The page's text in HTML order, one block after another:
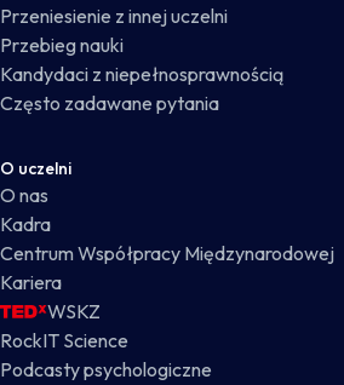
Przeniesienie z innej uczelni
Przebieg nauki
Kandydaci z niepełnosprawnością
Często zadawane pytania
O uczelni
O nas
Kadra
Centrum Współpracy Międzynarodowej
Kariera
WSKZ
RockIT Science
Podcasty psychologiczne